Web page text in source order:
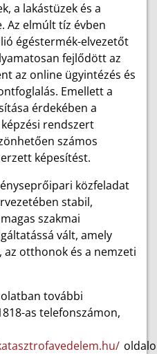
a lakástüzek és a
Az elmúlt tíz évben
égéstermék-elvezetőt
fejlődött az
az online ügyintézés és
Emellett a
érdekében a
rendszert
számos
képesítést.
közfeladat
stabil,
szakmai
vált, amely
otthonok és a nemzeti
további
as telefonszámon,